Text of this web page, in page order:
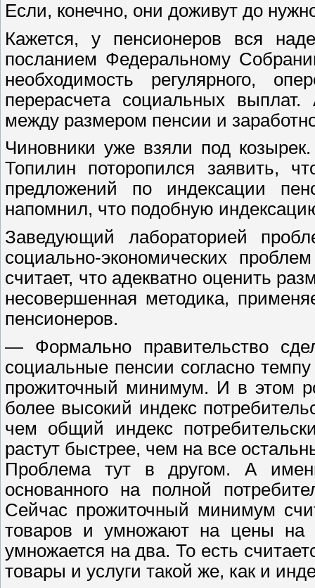
Если, конечно, они доживут до
Кажется, у пенсионеров вся
посланием Федеральному
необходимость регулярного,
перерасчета социальных
между размером пенсии и
Чиновники уже взяли под
Топилин поторопился заявить,
предложений по индексации
напомнил, что подобную
Заведующий лабораторией
социально-экономических
считает, что адекватно оценить
несовершенная методика,
пенсионеров.
— Формально правительство
социальные пенсии согласно
прожиточный минимум. И в этом
более высокий индекс
чем общий индекс
растут быстрее, чем на все
Проблема тут в другом. А
основанного на полной
Сейчас прожиточный минимум
товаров и умножают на цены на
умножается на два. То есть
товары и услуги такой же, как и